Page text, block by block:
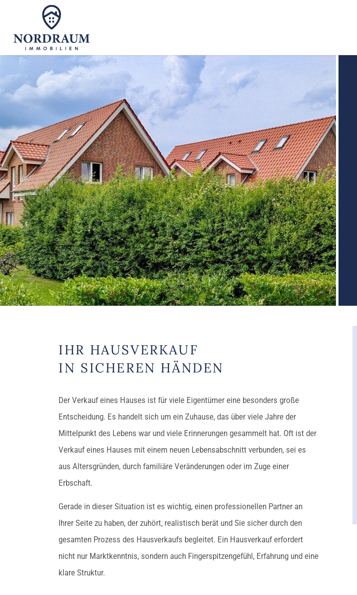
IHR HAUSVERKAUF
IN SICHEREN HÄNDEN
Der Verkauf eines Hauses ist für viele Eigentümer eine besonders große
Entscheidung. Es handelt sich um ein Zuhause, das über viele Jahre der
Mittelpunkt des Lebens war und viele Erinnerungen gesammelt hat. Oft ist der
Verkauf eines Hauses mit einem neuen Lebensabschnitt verbunden, sei es
aus Altersgründen, durch familiäre Veränderungen oder im Zuge einer
Erbschaft.
Gerade in dieser Situation ist es wichtig, einen professionellen Partner an
Ihrer Seite zu haben, der zuhört, realistisch berät und Sie sicher durch den
gesamten Prozess des Hausverkaufs begleitet. Ein Hausverkauf erfordert
nicht nur Marktkenntnis, sondern auch Fingerspitzengefühl, Erfahrung und eine
klare Struktur.